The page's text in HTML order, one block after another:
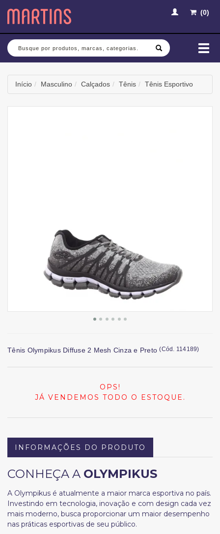
(0)
Busca
Início Masculino Calçados Tênis Tênis Esportivo
Tênis Olympikus Diffuse 2 Mesh Cinza e Preto(Cód. 114189)
OPS!
JÁ VENDEMOS TODO O ESTOQUE.
INFORMAÇÕES DO PRODUTO
CONHEÇA A OLYMPIKUS
A Olympikus é atualmente a maior marca esportiva no país.
Investindo em tecnologia, inovação e com design cada vez
mais moderno, busca proporcionar um maior desempenho
nas práticas esportivas de seu público.